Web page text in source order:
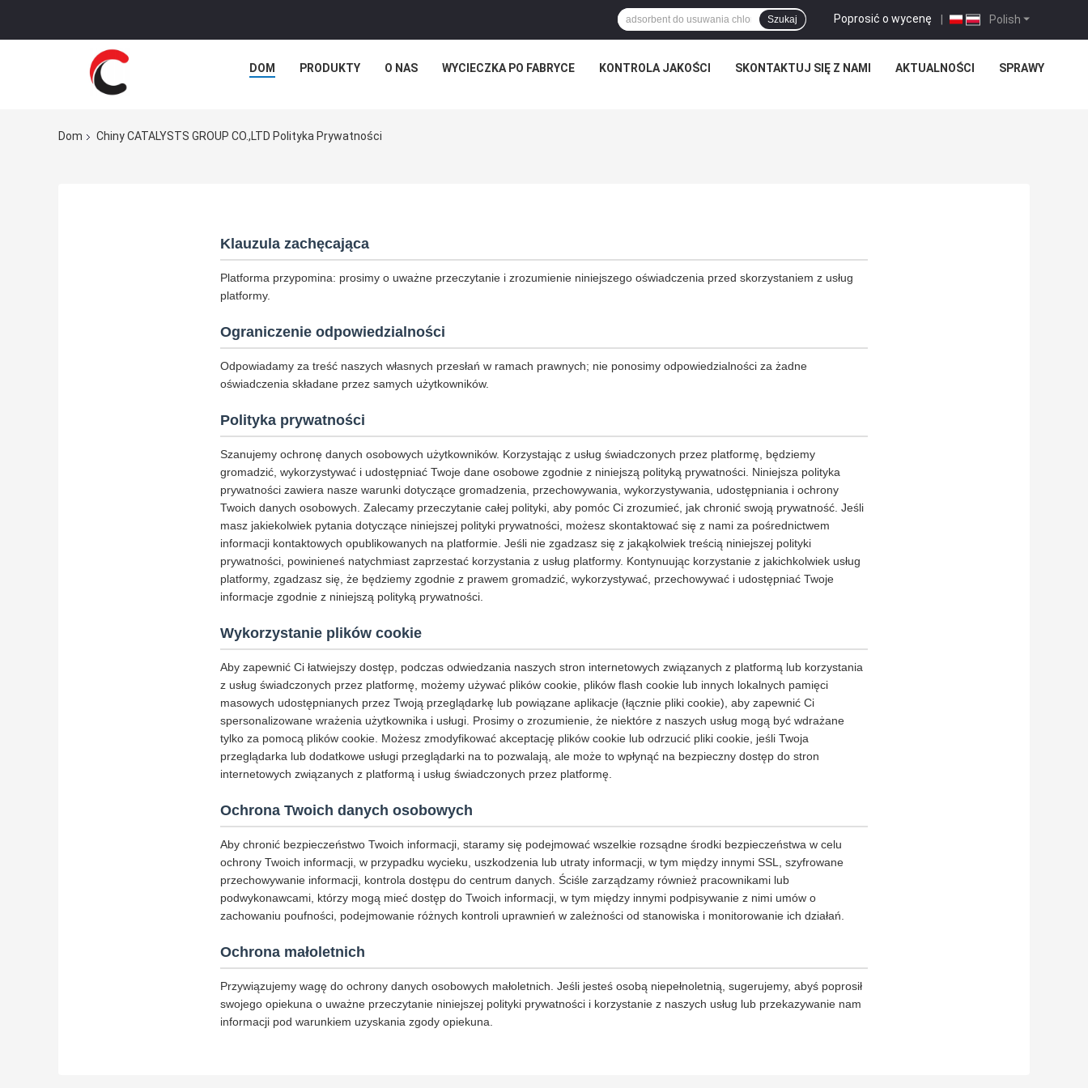
Polish
Poprosić o wycenę |
Szukaj
DOM PRODUKTY O NAS WYCIECZKA PO FABRYCE KONTROLA JAKOŚCI SKONTAKTUJ SIĘ Z NAMI AKTUALNOŚCI SPRAWY
Dom Chiny CATALYSTS GROUP CO.,LTD Polityka Prywatności
Klauzula zachęcająca
Platforma przypomina: prosimy o uważne przeczytanie i zrozumienie niniejszego oświadczenia przed skorzystaniem z usług
platformy.
Ograniczenie odpowiedzialności
Odpowiadamy za treść naszych własnych przesłań w ramach prawnych; nie ponosimy odpowiedzialności za żadne
oświadczenia składane przez samych użytkowników.
Polityka prywatności
Szanujemy ochronę danych osobowych użytkowników. Korzystając z usług świadczonych przez platformę, będziemy
gromadzić, wykorzystywać i udostępniać Twoje dane osobowe zgodnie z niniejszą polityką prywatności. Niniejsza polityka
prywatności zawiera nasze warunki dotyczące gromadzenia, przechowywania, wykorzystywania, udostępniania i ochrony
Twoich danych osobowych. Zalecamy przeczytanie całej polityki, aby pomóc Ci zrozumieć, jak chronić swoją prywatność. Jeśli
masz jakiekolwiek pytania dotyczące niniejszej polityki prywatności, możesz skontaktować się z nami za pośrednictwem
informacji kontaktowych opublikowanych na platformie. Jeśli nie zgadzasz się z jakąkolwiek treścią niniejszej polityki
prywatności, powinieneś natychmiast zaprzestać korzystania z usług platformy. Kontynuując korzystanie z jakichkolwiek usług
platformy, zgadzasz się, że będziemy zgodnie z prawem gromadzić, wykorzystywać, przechowywać i udostępniać Twoje
informacje zgodnie z niniejszą polityką prywatności.
Wykorzystanie plików cookie
Aby zapewnić Ci łatwiejszy dostęp, podczas odwiedzania naszych stron internetowych związanych z platformą lub korzystania
z usług świadczonych przez platformę, możemy używać plików cookie, plików flash cookie lub innych lokalnych pamięci
masowych udostępnianych przez Twoją przeglądarkę lub powiązane aplikacje (łącznie pliki cookie), aby zapewnić Ci
spersonalizowane wrażenia użytkownika i usługi. Prosimy o zrozumienie, że niektóre z naszych usług mogą być wdrażane
tylko za pomocą plików cookie. Możesz zmodyfikować akceptację plików cookie lub odrzucić pliki cookie, jeśli Twoja
przeglądarka lub dodatkowe usługi przeglądarki na to pozwalają, ale może to wpłynąć na bezpieczny dostęp do stron
internetowych związanych z platformą i usług świadczonych przez platformę.
Ochrona Twoich danych osobowych
Aby chronić bezpieczeństwo Twoich informacji, staramy się podejmować wszelkie rozsądne środki bezpieczeństwa w celu
ochrony Twoich informacji, w przypadku wycieku, uszkodzenia lub utraty informacji, w tym między innymi SSL, szyfrowane
przechowywanie informacji, kontrola dostępu do centrum danych. Ściśle zarządzamy również pracownikami lub
podwykonawcami, którzy mogą mieć dostęp do Twoich informacji, w tym między innymi podpisywanie z nimi umów o
zachowaniu poufności, podejmowanie różnych kontroli uprawnień w zależności od stanowiska i monitorowanie ich działań.
Ochrona małoletnich
Przywiązujemy wagę do ochrony danych osobowych małoletnich. Jeśli jesteś osobą niepełnoletnią, sugerujemy, abyś poprosił
swojego opiekuna o uważne przeczytanie niniejszej polityki prywatności i korzystanie z naszych usług lub przekazywanie nam
informacji pod warunkiem uzyskania zgody opiekuna.